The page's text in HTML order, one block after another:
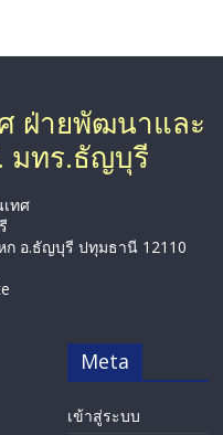
ฝ่ายพัฒนาและ
มทร.ธัญบุรี
ทศ
อ.ธัญบุรี ปทุมธานี 12110
Meta
เข้าสู่ระบบ